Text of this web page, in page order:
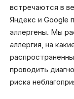
встречаются в
Яндекс и Google
аллергены. Мы
аллергия, на
проводить
риска